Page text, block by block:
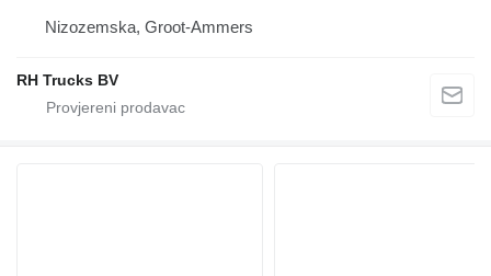
Nizozemska, Groot-Ammers
RH Trucks BV